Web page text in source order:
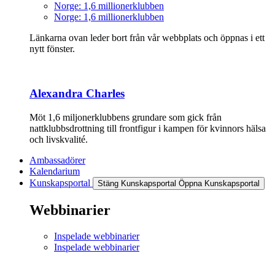
Norge: 1,6 millionerklubben
Norge: 1,6 millionerklubben
Länkarna ovan leder bort från vår webbplats och öppnas i ett
nytt fönster.
Alexandra Charles
Möt 1,6 miljonerklubbens grundare som gick från
nattklubbsdrottning till frontfigur i kampen för kvinnors hälsa
och livskvalité.
Ambassadörer
Kalendarium
Kunskapsportal
Stäng Kunskapsportal Öppna Kunskapsportal
Webbinarier
Inspelade webbinarier
Inspelade webbinarier